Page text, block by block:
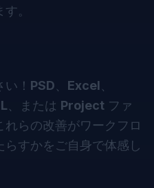
。
！ PSD Excel
、または Project ファ
らの改善がワークフロ
すかをご自身で体感し